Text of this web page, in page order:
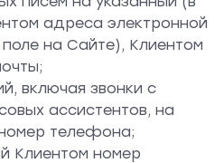
адреса электронной
на Сайте), Клиентом
включая звонки с
ассистентов, на
телефона;
Клиентом номер